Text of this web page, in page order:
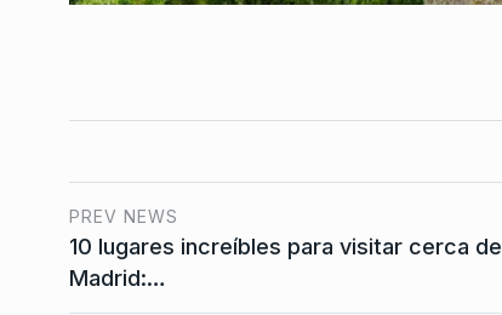
PREV NEWS
10 lugares increíbles para visitar cerca de
Madrid:…